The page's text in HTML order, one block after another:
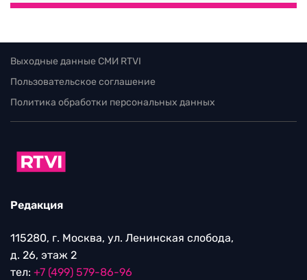
Выходные данные СМИ RTVI
Пользовательское соглашение
Политика обработки персональных данных
Редакция
115280, г. Москва, ул. Ленинская слобода,
д. 26, этаж 2
тел: +7 (499) 579-86-96